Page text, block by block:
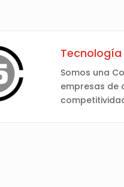
Tecnología
Somos una
empresas de